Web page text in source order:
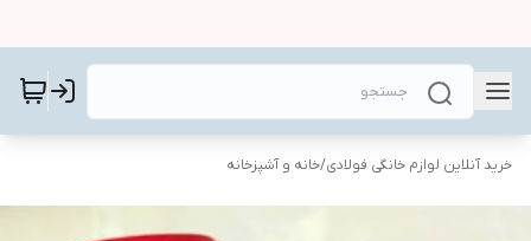
خرید آنلاین لوازم خانگی فولادی/خانه و آشپزخانه